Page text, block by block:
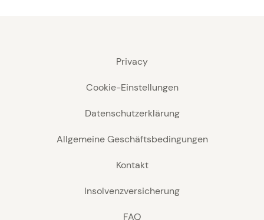
Privacy
Cookie-Einstellungen
Datenschutzerklärung
Allgemeine Geschäftsbedingungen
Kontakt
Insolvenzversicherung
FAQ